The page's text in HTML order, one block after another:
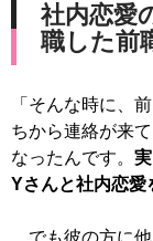
社内恋愛
職した前
「そんな時に、
ちから連絡が来
なったんです。
Yさんと社内恋愛